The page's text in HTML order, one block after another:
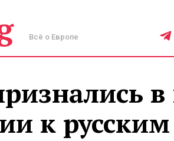
Всё о Европе
к русским